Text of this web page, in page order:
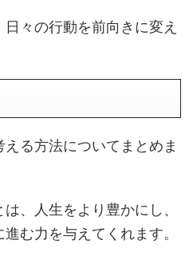
々の行動を前向きに変え
る方法についてまとめま
、人生をより豊かにし、
む力を与えてくれます。